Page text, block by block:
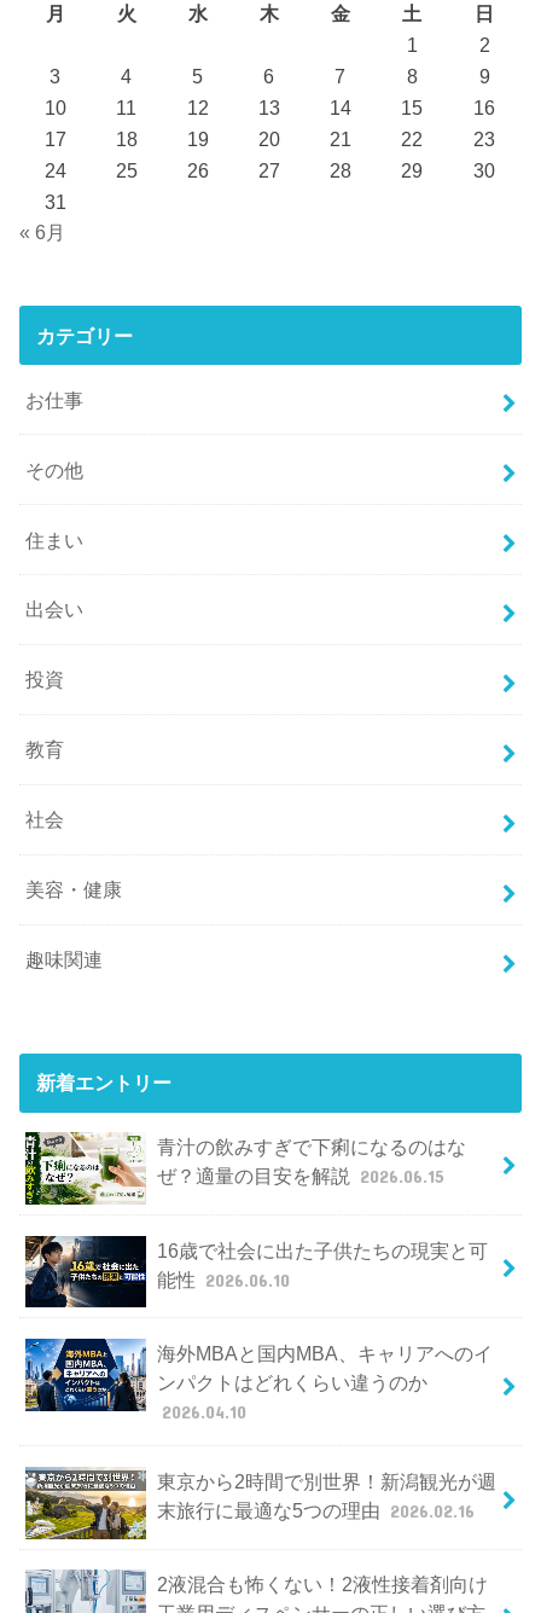
月
火 水 木 金 土
日
1
2
3
4 5 6 7 8
9
10
11 12 13 14 15
16
17
18 19 20 21 22
23
24
25 26 27 28 29
30
31
« 6月
カテゴリー
お仕事
その他
住まい
出会い
投資
教育
社会
美容・健康
趣味関連
新着エントリー
青汁の飲みすぎで下痢になるのはな
ぜ？適量の目安を解説
2026.06.15
16歳で社会に出た子供たちの現実と可
能性 2026.06.10
海外MBAと国内MBA、キャリアへのイ
ンパクトはどれくらい違うのか
2026.04.10
東京から2時間で別世界！新潟観光が週
末旅行に最適な5つの理由 2026.02.16
2液混合も怖くない！2液性接着剤向け